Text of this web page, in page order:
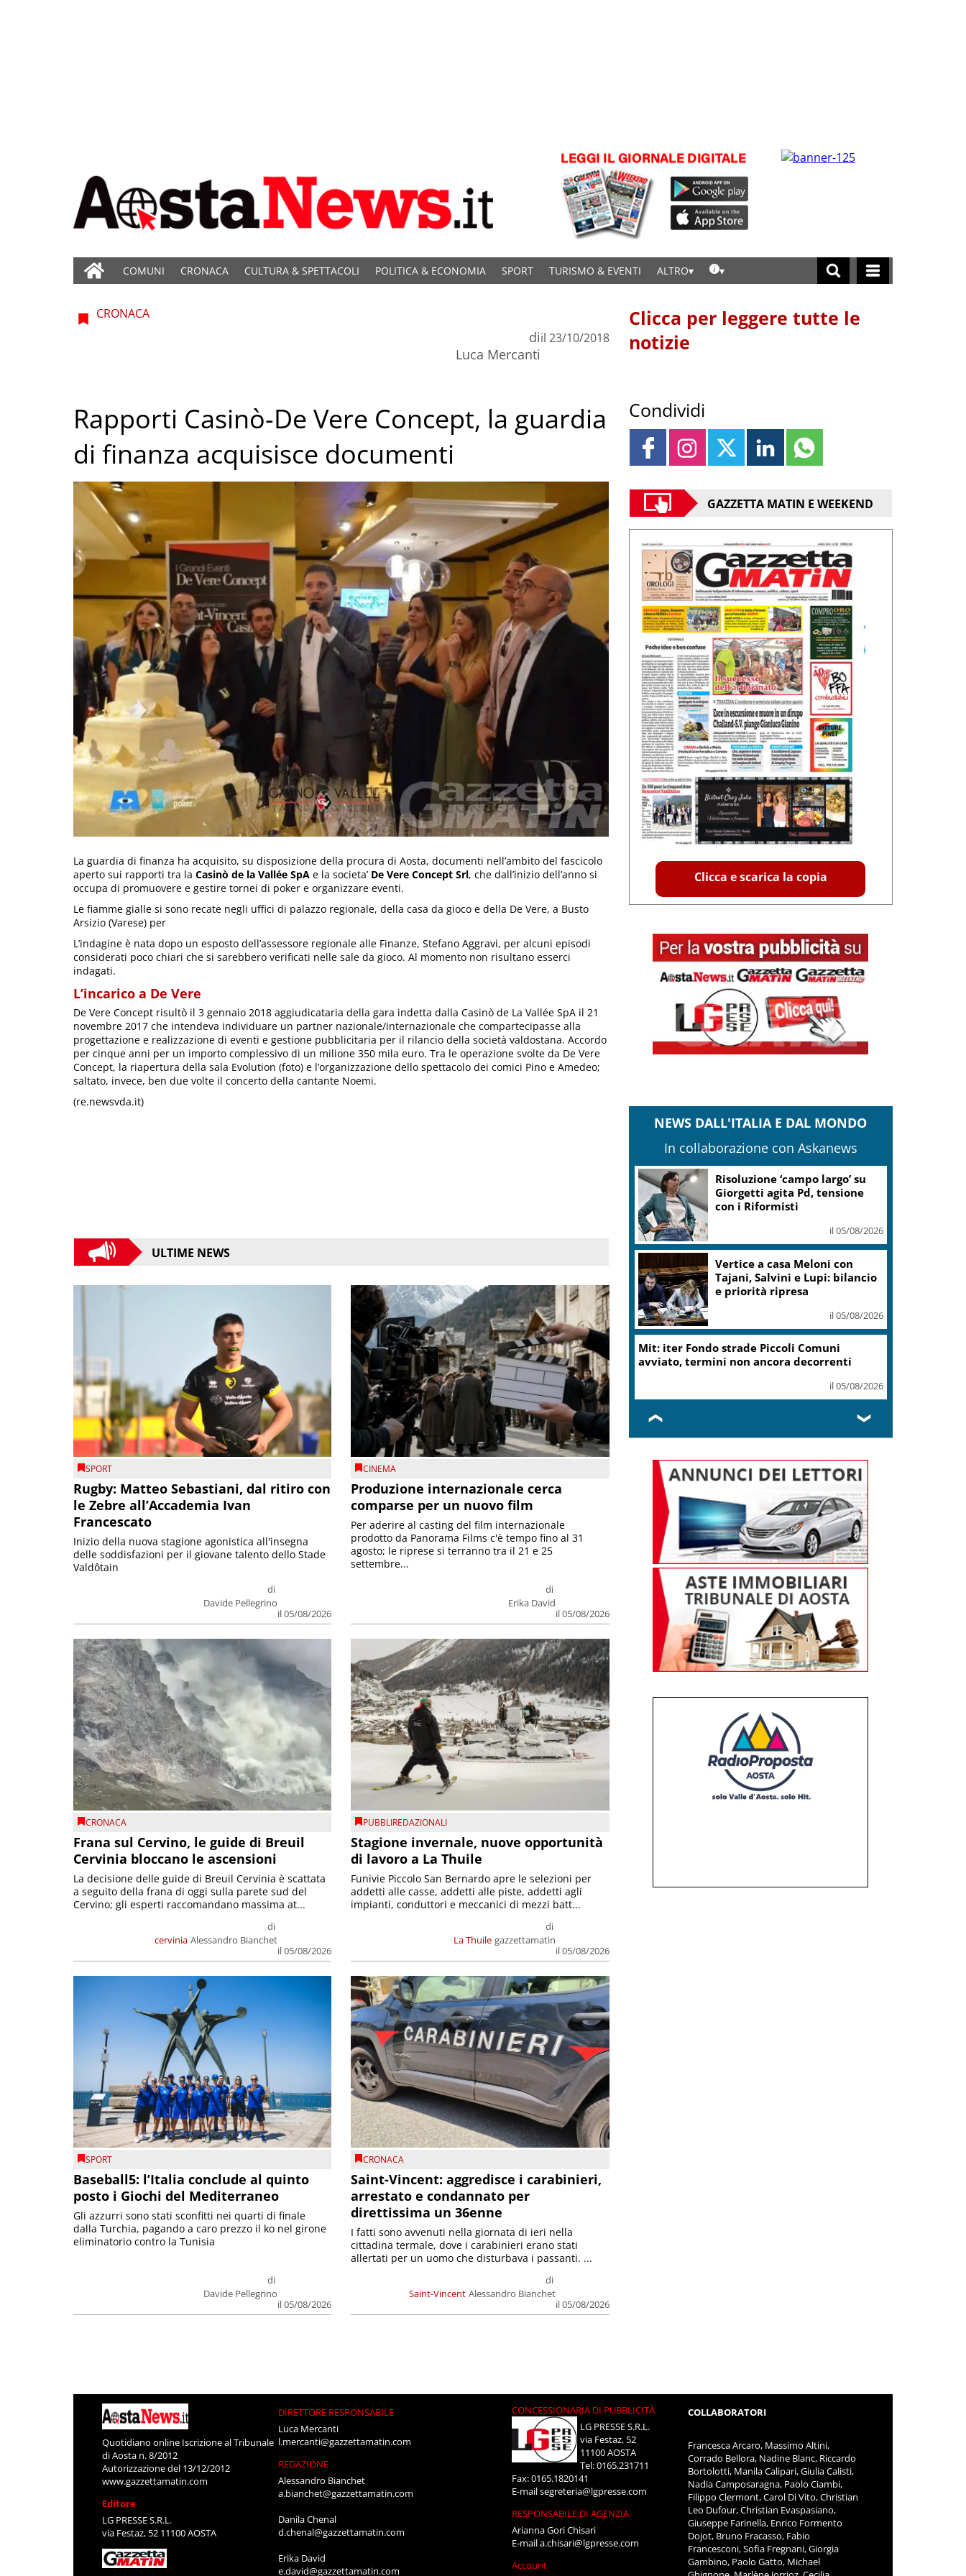
COMUNI CRONACA CULTURA & SPETTACOLI POLITICA & ECONOMIA SPORT TURISMO & EVENTI ALTRO
CRONACA
di
Luca Mercanti
il 23/10/2018
Rapporti Casinò-De Vere Concept, la guardia
di finanza acquisisce documenti
La guardia di finanza ha acquisito, su disposizione della procura di Aosta, documenti nell’ambito del fascicolo
aperto sui rapporti tra la Casinò de la Vallée SpA e la societa’ De Vere Concept Srl, che dall’inizio dell’anno si
occupa di promuovere e gestire tornei di poker e organizzare eventi.
Le fiamme gialle si sono recate negli uffici di palazzo regionale, della casa da gioco e della De Vere, a Busto
Arsizio (Varese) per
L’indagine è nata dopo un esposto dell’assessore regionale alle Finanze, Stefano Aggravi, per alcuni episodi
considerati poco chiari che si sarebbero verificati nelle sale da gioco. Al momento non risultano esserci
indagati.
L’incarico a De Vere
De Vere Concept risultò il 3 gennaio 2018 aggiudicataria della gara indetta dalla Casinò de La Vallée SpA il 21
novembre 2017 che intendeva individuare un partner nazionale/internazionale che compartecipasse alla
progettazione e realizzazione di eventi e gestione pubblicitaria per il rilancio della società valdostana. Accordo
per cinque anni per un importo complessivo di un milione 350 mila euro. Tra le operazione svolte da De Vere
Concept, la riapertura della sala Evolution (foto) e l’organizzazione dello spettacolo dei comici Pino e Amedeo;
saltato, invece, ben due volte il concerto della cantante Noemi.
(re.newsvda.it)
ULTIME NEWS
SPORT
Rugby: Matteo Sebastiani, dal ritiro con
le Zebre all’Accademia Ivan
Francescato
di
Davide Pellegrino
il 05/08/2026
Inizio della nuova stagione agonistica all'insegna
delle soddisfazioni per il giovane talento dello Stade
Valdôtain
CINEMA
Produzione internazionale cerca
comparse per un nuovo film
di
Erika David
il 05/08/2026
Per aderire al casting del film internazionale
prodotto da Panorama Films c'è tempo fino al 31
agosto; le riprese si terranno tra il 21 e 25
settembre...
CRONACA
Frana sul Cervino, le guide di Breuil
Cervinia bloccano le ascensioni
cervinia
di
Alessandro Bianchet
il 05/08/2026
La decisione delle guide di Breuil Cervinia è scattata
a seguito della frana di oggi sulla parete sud del
Cervino; gli esperti raccomandano massima at...
PUBBLIREDAZIONALI
Stagione invernale, nuove opportunità
di lavoro a La Thuile
La Thuile
di
gazzettamatin
il 05/08/2026
Funivie Piccolo San Bernardo apre le selezioni per
addetti alle casse, addetti alle piste, addetti agli
impianti, conduttori e meccanici di mezzi batt...
SPORT
Baseball5: l’Italia conclude al quinto
posto i Giochi del Mediterraneo
di
Davide Pellegrino
il 05/08/2026
Gli azzurri sono stati sconfitti nei quarti di finale
dalla Turchia, pagando a caro prezzo il ko nel girone
eliminatorio contro la Tunisia
CRONACA
Saint-Vincent: aggredisce i carabinieri,
arrestato e condannato per
direttissima un 36enne
Saint-Vincent
di
Alessandro Bianchet
il 05/08/2026
I fatti sono avvenuti nella giornata di ieri nella
cittadina termale, dove i carabinieri erano stati
allertati per un uomo che disturbava i passanti. ...
Clicca per leggere tutte le
notizie
Condividi
GAZZETTA MATIN E WEEKEND
Clicca e scarica la copia
NEWS DALL'ITALIA E DAL MONDO
In collaborazione con Askanews
Risoluzione ‘campo largo’ su
Giorgetti agita Pd, tensione
con i Riformisti
il 05/08/2026
Vertice a casa Meloni con
Tajani, Salvini e Lupi: bilancio
e priorità ripresa
il 05/08/2026
Mit: iter Fondo strade Piccoli Comuni
avviato, termini non ancora decorrenti
il 05/08/2026
❮ ❯
Quotidiano online Iscrizione al Tribunale
di Aosta n. 8/2012
Autorizzazione del 13/12/2012
www.gazzettamatin.com
Editore
LG PRESSE S.R.L.
via Festaz, 52 11100 AOSTA
DIRETTORE RESPONSABILE
Luca Mercanti
l.mercanti@gazzettamatin.com
REDAZIONE
Alessandro Bianchet
a.bianchet@gazzettamatin.com
Danila Chenal
d.chenal@gazzettamatin.com
Erika David
e.david@gazzettamatin.com
CONCESSIONARIA DI PUBBLICITÀ
LG PRESSE S.R.L.
via Festaz, 52
11100 AOSTA
Tel: 0165.231711
Fax: 0165.1820141
E-mailsegreteria@lgpresse.com
RESPONSABILE DI AGENZIA
Arianna Gori Chisari
E-maila.chisari@lgpresse.com
Account
COLLABORATORI
Francesca Arcaro, Massimo Altini,
Corrado Bellora, Nadine Blanc, Riccardo
Bortolotti, Manila Calipari, Giulia Calisti,
Nadia Camposaragna, Paolo Ciambi,
Filippo Clermont, Carol Di Vito, Christian
Leo Dufour, Christian Evaspasiano,
Giuseppe Farinella, Enrico Formento
Dojot, Bruno Fracasso, Fabio
Francesconi, Sofia Fregnani, Giorgia
Gambino, Paolo Gatto, Michael